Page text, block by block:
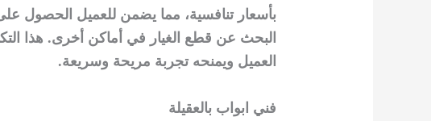
بأسعار تنافسية، مما يضمن للعميل الحصول
البحث عن قطع الغيار في أماكن أخرى. هذا
العميل ويمنحه تجربة مريحة وسريعة.
فني ابواب بالعقيلة